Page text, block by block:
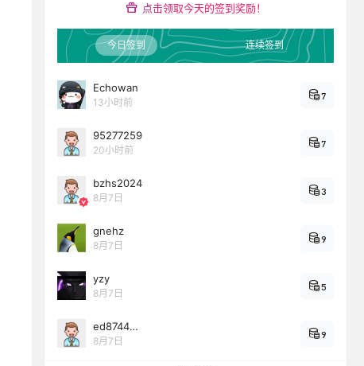
点击领取今天的签到奖励！
今日签到 连续签到
Echowan
13小时前
7
95277259
20小时前
7
bzhs2024
8月7日
3
gnehz
8月7日
9
yzy
8月7日
5
ed8744…
8月7日
9